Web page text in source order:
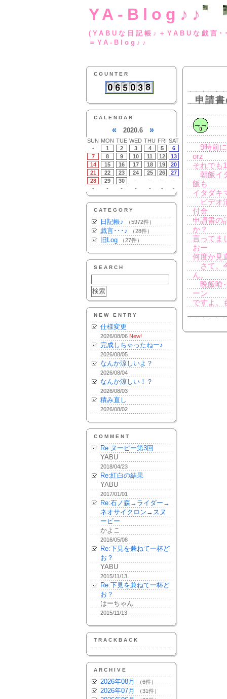
YA-Blog♪♪
(YABUな日記帳♪
＝YA-Blog♪♪
COUNTER
CALENDAR
« 2020.6 »
SUN MON TUE WED THU FRI SAT
-
1 2 3 4 5
6
7
8 9 10 11 12
13
14
15 16 17 18 19
20
21
22 23 24 25 26
27
28
29 30 - - -
-
-
- - - - - -
CATEGORY
日記帳♪ （5972件）
戯言･･･♪ （28件）
旧Log （27件）
SEARCH
NEW ENTRY
仕様変更
2026/08/06 New!
完成しちゃったねー♪
2026/08/05
なんか涼しいよ？
2026/08/04
なんか涼しい！？
2026/08/03
積み直し
2026/08/02
COMMENT
Re:ヌーピー第3回
YABU
2018/04/23
Re:紅白の結果
YABU
2017/01/01
Re:石ノ森→ライダー→
ネオサイクロン→スヌ
ーピー
かよこ
2016/05/08
Re:下見を兼ねて一杯ど
お？
YABU
2015/11/13
Re:下見を兼ねて一杯ど
お？
はーちゃん
2015/11/13
TRACKBACK
ARCHIVE
2026年08月 （6件）
2026年07月 （31件）
申請
9時前に
orz
それでも
朝飯イ
飯も
イタダキ
ビデオ
付金
申請書の
か？
言ってま
おー
何度か見
さて。
ん。
晩飯喰
ーン
ですよ。